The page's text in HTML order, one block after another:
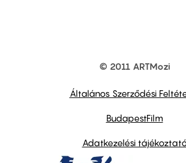
© 2011 ARTMozi
Általános Szerződési
BudapestFilm
Adatkezelési